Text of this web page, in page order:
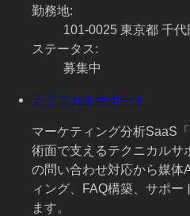
勤務地:
101-0025 東京都 千
ステータス:
募集中
テクニカルサポート
マーケティング分析SaaS
術面で支えるテクニカルサ
の問い合わせ対応から媒体
ィング、FAQ構築、サポ
ます。